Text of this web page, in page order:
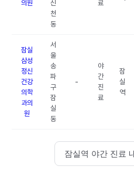
의원
신
천
동
료
잠실
삼성
정신
건강
의학
과의
원
서
울
송
파
구
잠
실
동
-
야
간
진
료
잠
실
역
잠실역 야간 진료